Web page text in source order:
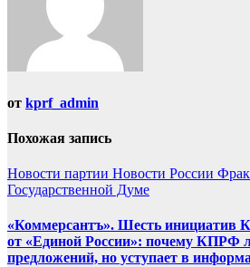
от kprf_admin
Похожая запись
Новости партии Новости России
Государственной Думе
«Коммерсантъ». Шесть инициатив
от «Единой России»: почему КПРФ
предложений, но уступает в